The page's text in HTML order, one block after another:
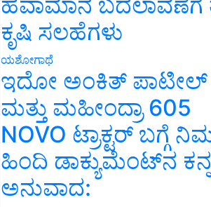
ಕೃಷಿ ಸಲಹೆಗಳು
ಯಶೋಗಾಥೆ
ಇದೋ ಅಂಕಿತ್ ಪಾಟೀಲ್
ಮತ್ತು ಮಹೀಂದ್ರಾ 605
NOVO ಟ್ರಾಕ್ಟರ್ ಬಗ್ಗೆ
ಹಿಂದಿ ಡಾಕ್ಯುಮೆಂಟ್‌ನ
ಅನುವಾದ: